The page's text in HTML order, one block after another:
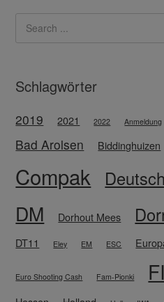
Schlagwörter
2019 2021 2022 Anmeldung
Bad Arolsen Biddinghuizen
Compak
DM Dorhout Mees
DT11 Eley EM ESC
Euro Shooting Cash Fam-Pionki